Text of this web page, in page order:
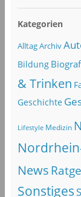
Kategorien
AlltagArchiv
Bildung
& Trinken
Geschichte
Lifestyle Medizin
News
Sonstiges